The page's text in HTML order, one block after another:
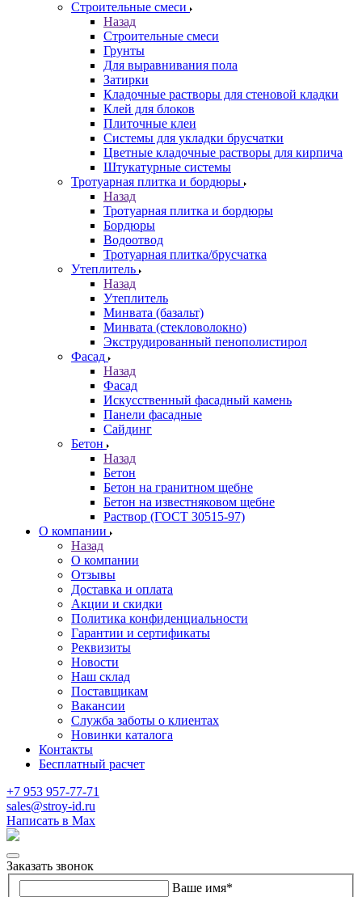
Строительные смеси
Назад
Строительные смеси
Грунты
Для выравнивания пола
Затирки
Кладочные растворы для стеновой кладки
Клей для блоков
Плиточные клеи
Системы для укладки брусчатки
Цветные кладочные растворы для кирпича
Штукатурные системы
Тротуарная плитка и бордюры
Назад
Тротуарная плитка и бордюры
Бордюры
Водоотвод
Тротуарная плитка/брусчатка
Утеплитель
Назад
Утеплитель
Минвата (базальт)
Минвата (стекловолокно)
Экструдированный пенополистирол
Фасад
Назад
Фасад
Искусственный фасадный камень
Панели фасадные
Сайдинг
Бетон
Назад
Бетон
Бетон на гранитном щебне
Бетон на известняковом щебне
Раствор (ГОСТ 30515-97)
О компании
Назад
О компании
Отзывы
Доставка и оплата
Акции и скидки
Политика конфиденциальности
Гарантии и сертификаты
Реквизиты
Новости
Наш склад
Поставщикам
Вакансии
Служба заботы о клиентах
Новинки каталога
Контакты
Бесплатный расчет
+7 953 957-77-71
sales@stroy-id.ru
Написать в Max
Заказать звонок
Ваше имя*